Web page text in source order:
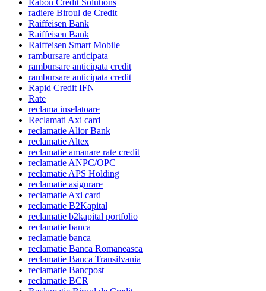
radiere Biroul de Credit
Raiffeisen Bank
Raiffeisen Bank
Raiffeisen Smart Mobile
rambursare anticipata
rambursare anticipata credit
rambursare anticipata credit
Rapid Credit IFN
Rate
reclama inselatoare
Reclamati Axi card
reclamatie Alior Bank
reclamatie Altex
reclamatie amanare rate credit
reclamatie ANPC/OPC
reclamatie APS Holding
reclamatie asigurare
reclamatie Axi card
reclamatie B2Kapital
reclamatie b2kapital portfolio
reclamatie banca
reclamatie banca
reclamatie Banca Romaneasca
reclamatie Banca Transilvania
reclamatie Bancpost
reclamatie BCR